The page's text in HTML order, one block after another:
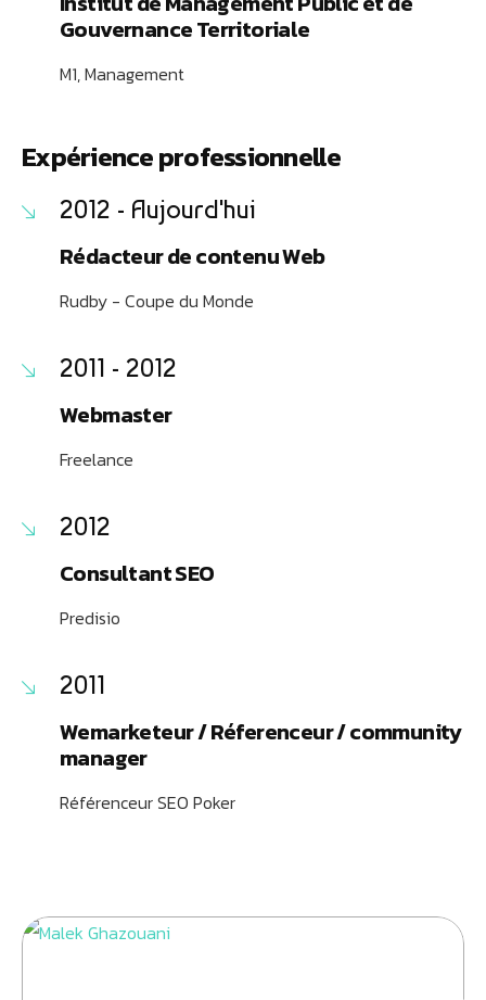
Gouvernance Territoriale
M1, Management
Expérience professionnelle
2012 - Aujourd'hui
Rédacteur de contenu Web
Rudby - Coupe du Monde
2011 - 2012
Webmaster
Freelance
2012
Consultant SEO
Predisio
2011
Wemarketeur / Réferenceur / community
manager
Référenceur SEO Poker